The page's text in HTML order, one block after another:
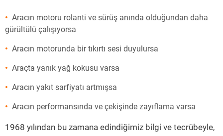
Aracın motoru rolanti ve sürüş anında olduğundan daha
gürültülü çalışıyorsa
Aracın motorunda bir tıkırtı sesi duyulursa
Araçta yanık yağ kokusu varsa
Aracın yakıt sarfiyatı artmışsa
Aracın performansında ve çekişinde zayıflama varsa
1968 yılından bu zamana edindiğimiz bilgi ve tecrübeyle,